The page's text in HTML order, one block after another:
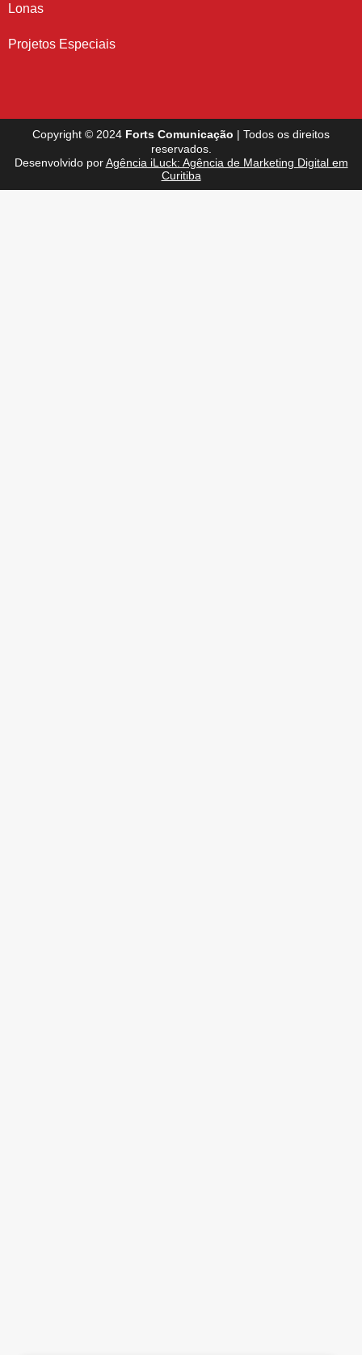
Lonas
Projetos Especiais
Copyright © 2024 Forts Comunicação | Todos os direitos
reservados.
Desenvolvido porAgência iLuck: Agência de Marketing Digital em
Curitiba